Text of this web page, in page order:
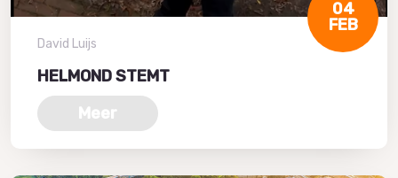
04
FEB
David Luijs
HELMOND STEMT
Meer